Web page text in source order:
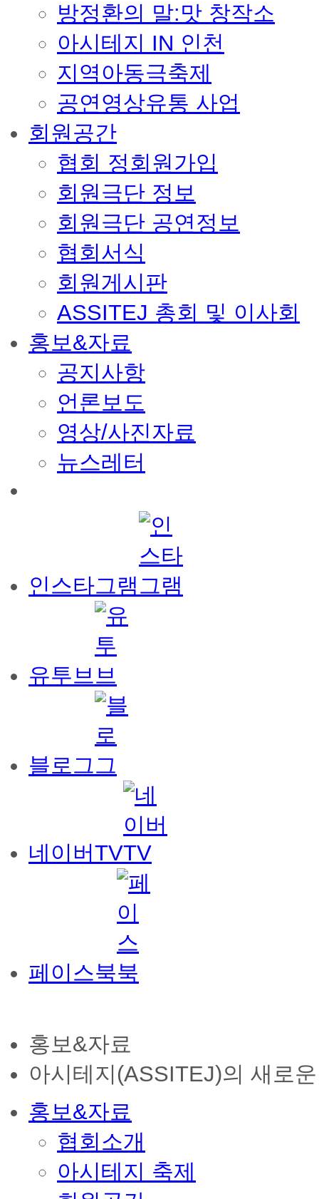
방정환의 말:맛 창작소
아시테지 IN 인천
지역아동극축제
공연영상유통 사업
회원공간
협회 정회원가입
회원극단 정보
회원극단 공연정보
협회서식
회원게시판
ASSITEJ 총회 및 이사회
홍보&자료
공지사항
언론보도
영상/사진자료
뉴스레터
인스타그램
유투브
블로그
네이버TV
페이스북
홍보&자료
아시테지(ASSITEJ)의 새로
홍보&자료
협회소개
아시테지 축제